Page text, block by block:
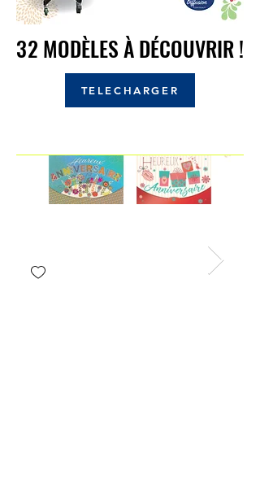
32 MODÈLES À DÉCOUVRIR !
32 MODÈLES À DÉCOUVRIR !
TELECHARGER